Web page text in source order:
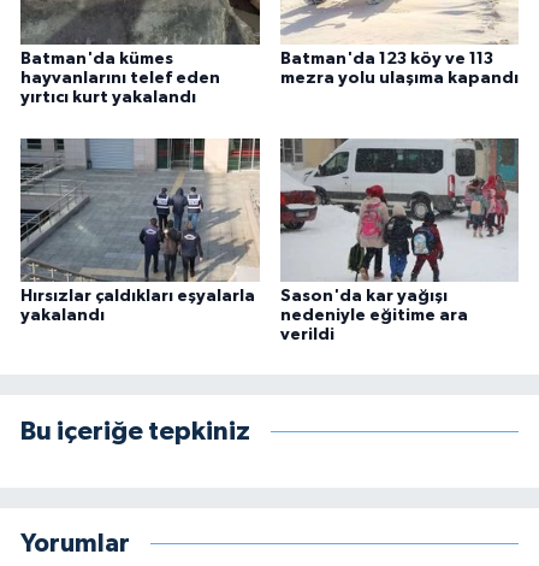
Batman'da kümes
hayvanlarını telef eden
yırtıcı kurt yakalandı
Batman'da 123 köy ve 113
mezra yolu ulaşıma kapandı
Hırsızlar çaldıkları eşyalarla
yakalandı
Sason'da kar yağışı
nedeniyle eğitime ara
verildi
Bu içeriğe tepkiniz
Yorumlar